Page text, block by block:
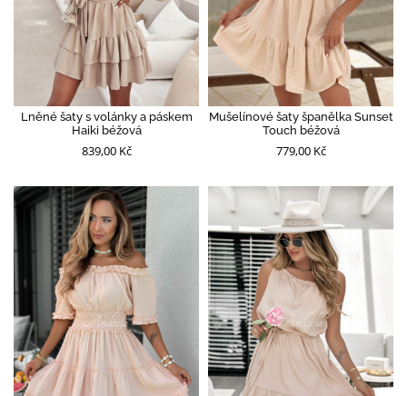
Lněné šaty s volánky a páskem
Haiki béžová
839,00 Kč
Mušelínové šaty španělka Sunset
Touch béžová
779,00 Kč